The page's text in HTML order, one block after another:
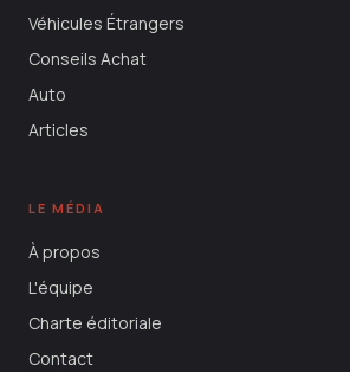
Véhicules Étrangers
Conseils Achat
Auto
Articles
LE MÉDIA
À propos
L'équipe
Charte éditoriale
Contact